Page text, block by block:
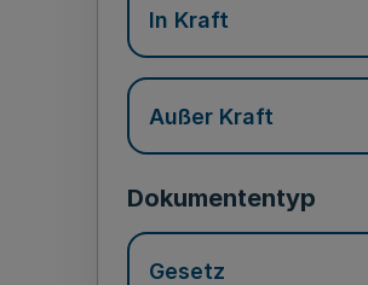
In Kraft
Außer Kraft
Dokumententyp
Gesetz